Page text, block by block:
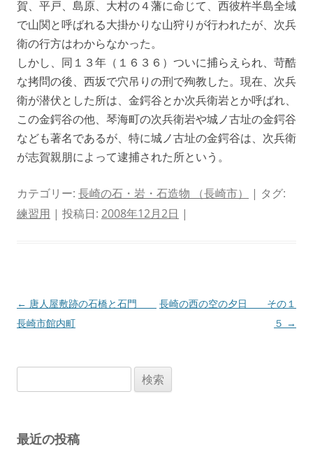
賀、平戸、島原、大村の４藩に命じて、西彼杵半島全域
で山関と呼ばれる大掛かりな山狩りが行われたが、次兵
衛の行方はわからなかった。
しかし、同１３年（１６３６）ついに捕らえられ、苛酷
な拷問の後、西坂で穴吊りの刑で殉教した。現在、次兵
衛が潜伏とした所は、金鍔谷とか次兵衛岩とか呼ばれ、
この金鍔谷の他、琴海町の次兵衛岩や城ノ古址の金鍔谷
なども著名であるが、特に城ノ古址の金鍔谷は、次兵衛
が志賀親朋によって逮捕された所という。
カテゴリー: 長崎の石・岩・石造物 （長崎市）
| タグ:
練習用 | 投稿日: 2008年12月2日 |
投
稿
ョ
← 唐人屋敷跡の石橋と石門
長崎市館内町
長崎の西の空の夕日 その１
５ →
索:
最近の投稿